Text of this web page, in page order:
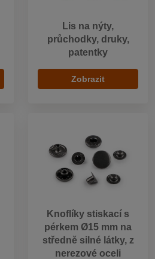
Lis na nýty,
průchodky, druky,
patentky
Zobrazit
Knoflíky stiskací s
pérkem Ø15 mm na
středně silné látky, z
nerezové oceli